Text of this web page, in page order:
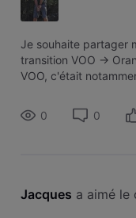
Je souhaite partager
transition VOO →
VOO, c'était
critères qui avait
0 0
Jacques a aimé le